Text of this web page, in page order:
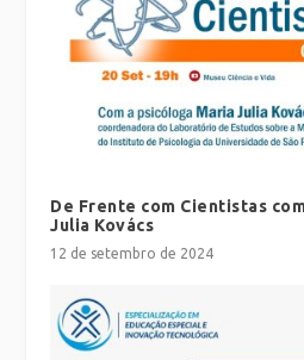
De Frente com Cientistas
Julia Kovács
12 de setembro de 2024